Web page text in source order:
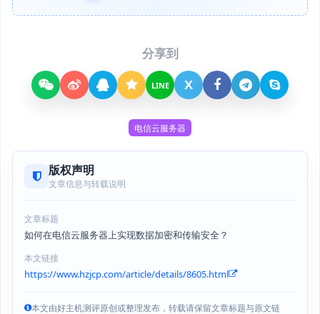
分享到
LINE X
电信云服务器
版权声明
文章信息与转载说明
文章标题
如何在电信云服务器上实现数据加密和传输安全？
本文链接
https://www.hzjcp.com/article/details/8605.html
本文由好主机测评原创或整理发布，转载请保留文章标题与原文链